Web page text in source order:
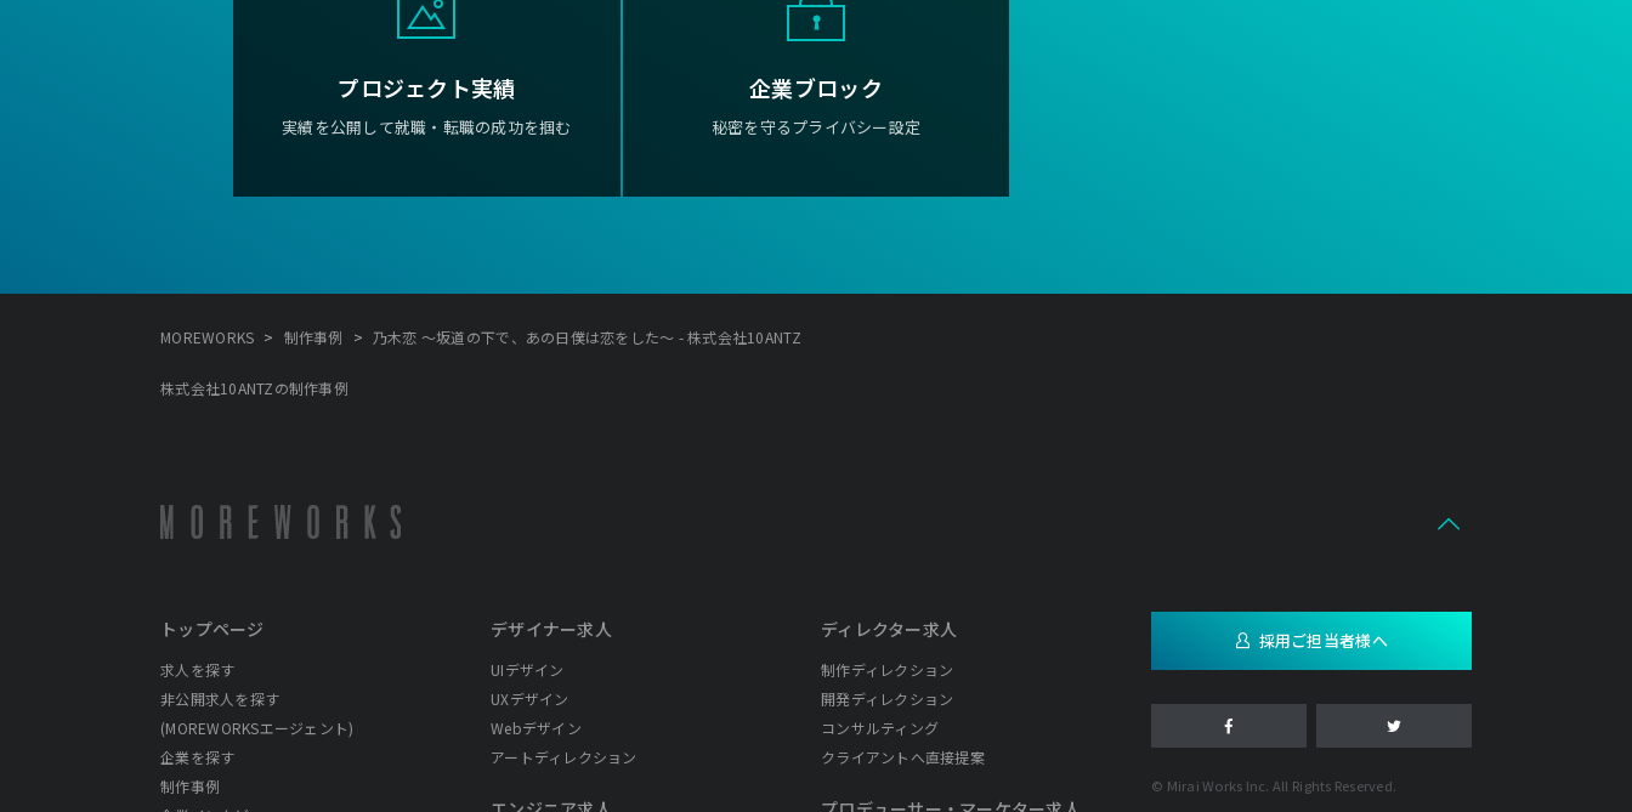
プロジェクト実績
実績を公開して就職・転職の成功を掴む
企業ブロック
秘密を守るプライバシー設定
MOREWORKS > 制作事例 > 乃木恋 ～坂道の下で、あの日僕は恋をした～ - 株式会社10ANTZ
株式会社10ANTZの制作事例
トップページ
求人を探す
非公開求人を探す
(MOREWORKSエージェント)
企業を探す
制作事例
デザイナー求人
UIデザイン
UXデザイン
Webデザイン
アートディレクション
ディレクター求人
制作ディレクション
開発ディレクション
コンサルティング
クライアントへ直接提案
採用ご担当者様へ
© Mirai Works Inc. All Rights Reserved.